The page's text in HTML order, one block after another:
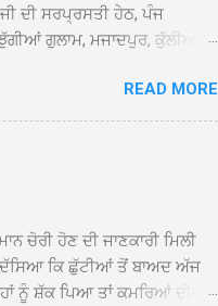
ਦੀ ਸਰਪ੍ਰਸਤੀ ਹੇਠ, ਪੰਜ
ਗੁਲਾਮ, ਮਜਾਦਪੁਰ, ਕੁੱਲੀਆਂ,
ਵਿਖੇ ਪਹੁੰਚਣ ’ਤੇ ਮੁੱਖ ਸੇਵਾਦਾਰ
ਗਿਆ। ਗੁਰਦੁਆਰਾ ਸ੍ਰੀ
ਸਾਹਿਬਾਨ ਤੇ ਨਗਰ ਕੀਰਤਨ ਦੇ
ਦੇ ਕੇ ਵਿਸ਼ੇਸ਼ ਤੌਰ ’ਤੇ
READ MORE
ਚੋਰੀ ਹੋਣ ਦੀ ਜਾਣਕਾਰੀ ਮਿਲੀ
ਦੱਸਿਆ ਕਿ ਛੁੱਟੀਆਂ ਤੋਂ ਬਾਅਦ ਅੱਜ
ਨੂੰ ਸ਼ੱਕ ਪਿਆ ਤਾਂ ਕਮਰਿਆਂ ਦੀਆਂ